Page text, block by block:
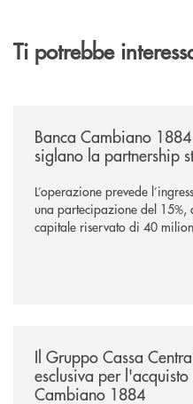
Ti potrebbe
Banca Cambiano
siglano la partnership
L’operazione prevede
una partecipazione del 15%,
capitale riservato di 40
comuni e sulla prossimità ai
Il Gruppo Cassa
esclusiva per
Cambiano 1884